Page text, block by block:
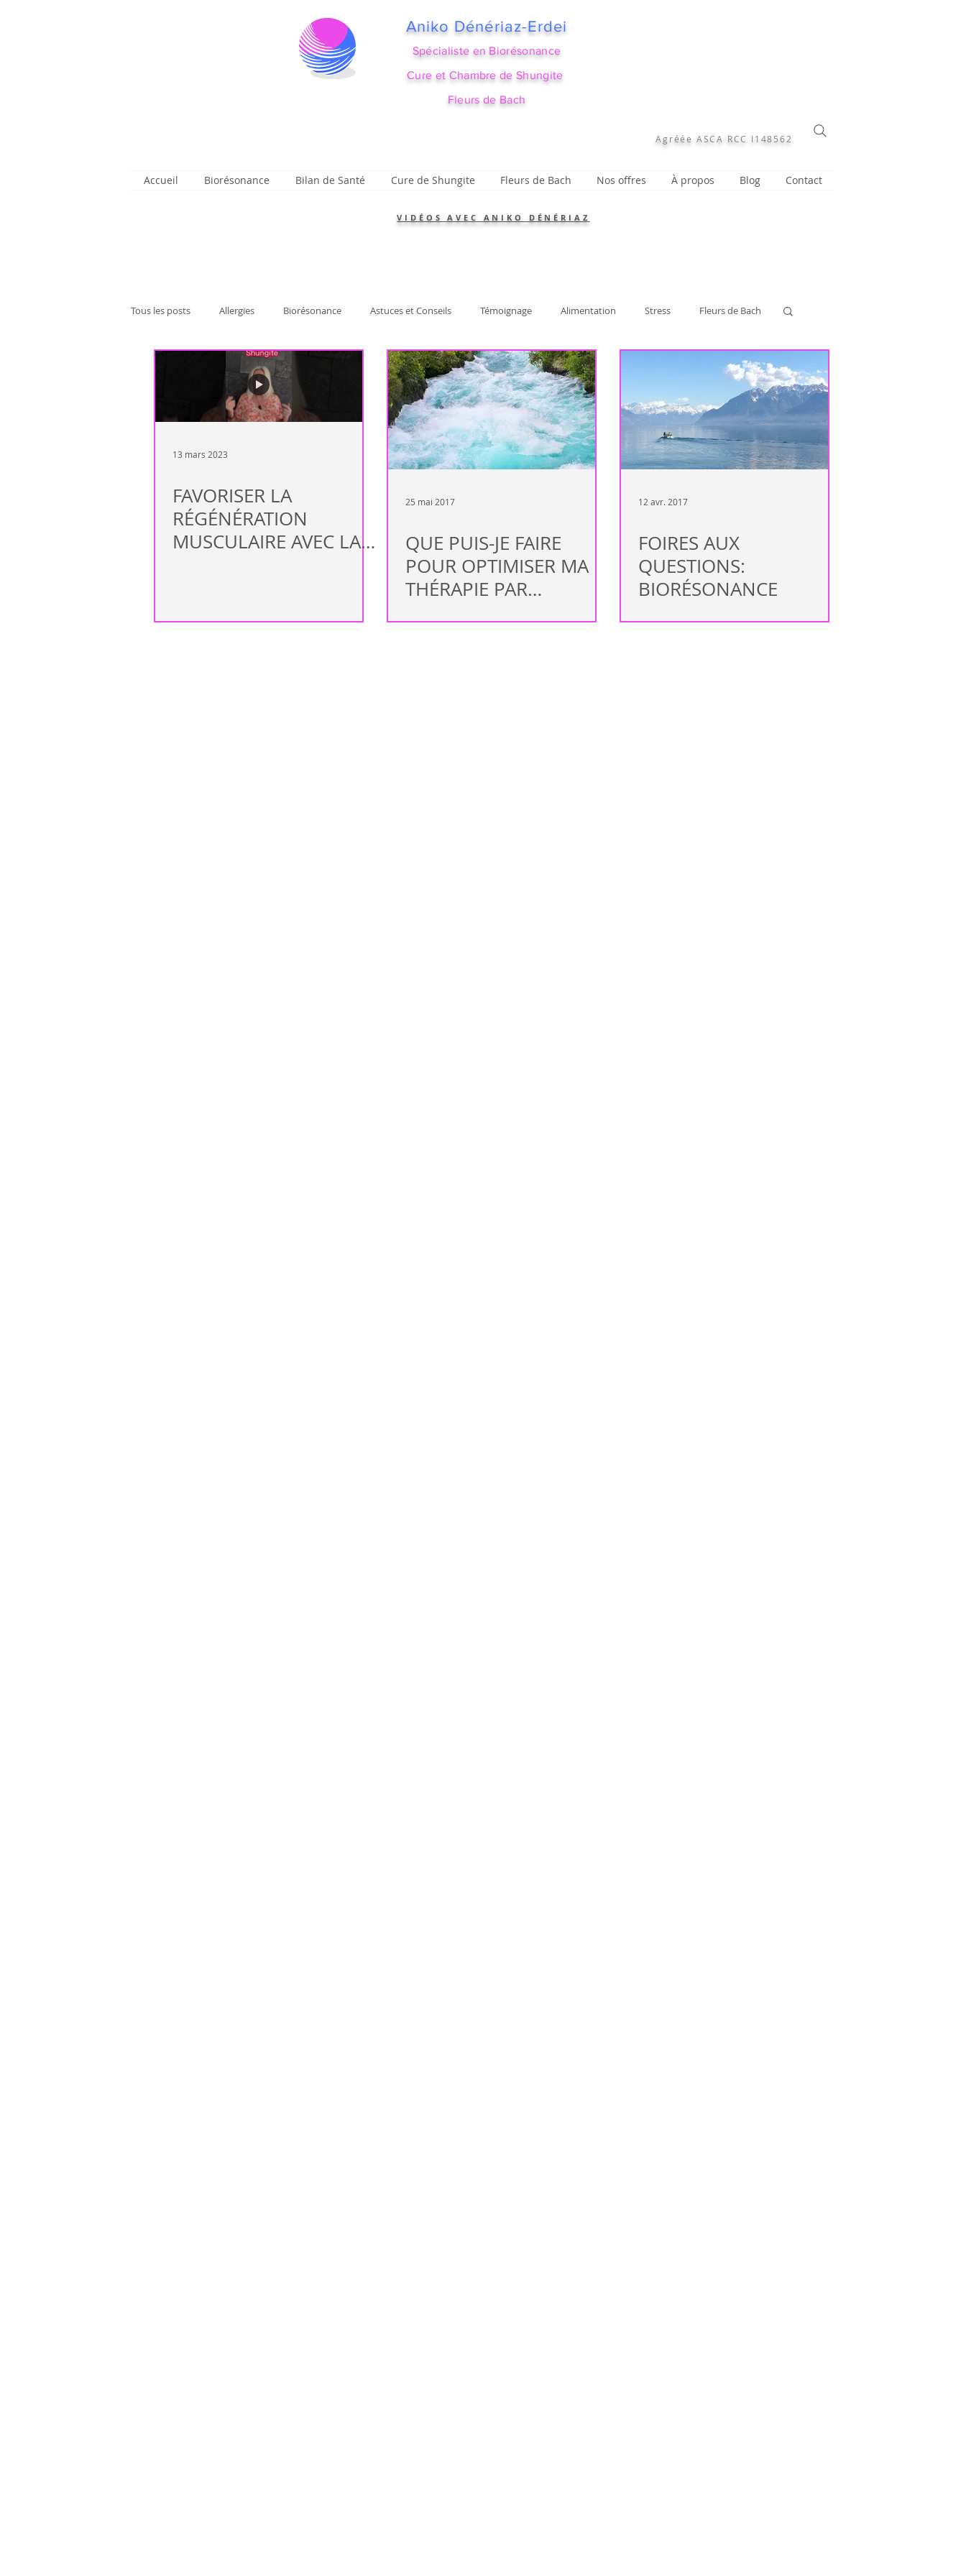
Aniko Dénériaz-Erdei
Spécialiste en Biorésonance
Cure et Chambre de Shungite
Fleurs de Bach
Agréée ASCA RCC I148562
Accueil Biorésonance Bilan de Santé Cure de Shungite Fleurs de Bach Nos offres À propos Blog Contact
VIDÉOS AVEC ANIKO DÉNÉRIAZ
Tous les posts Allergies Biorésonance Astuces et Conseils Témoignage Alimentation Stress Fleurs de Bach
2e cerveau Maladie auto-immune Complément de traitement allopathiq Cellules saines
Intoxications Dyspepsie Immunité Sion Valais Rendez-vous Peau arthrose Risques
13 mars 2023
FAVORISER LA
RÉGÉNÉRATION
MUSCULAIRE AVEC LA
25 mai 2017
QUE PUIS-JE FAIRE
POUR OPTIMISER MA
THÉRAPIE PAR
12 avr. 2017
FOIRES AUX
QUESTIONS:
BIORÉSONANCE